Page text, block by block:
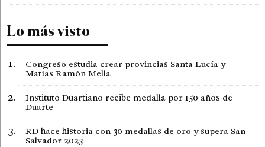
Lo más visto
Congreso estudia crear provincias Santa Lucía y
Matías Ramón Mella
Instituto Duartiano recibe medalla por 150 años de
Duarte
RD hace historia con 30 medallas de oro y supera San
Salvador 2023